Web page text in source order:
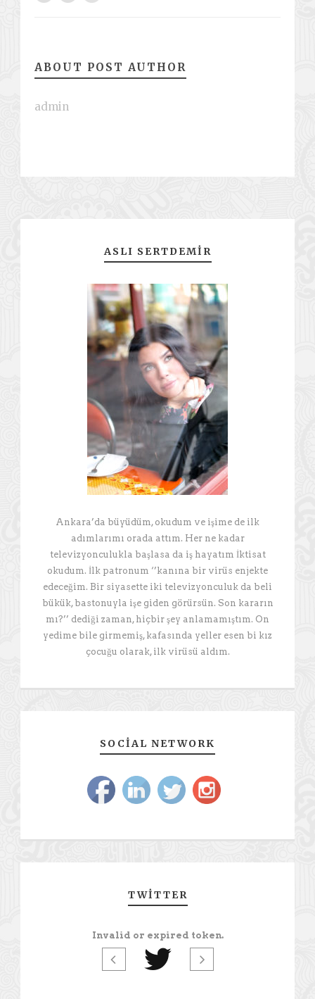
ABOUT POST AUTHOR
admin
ASLI SERTDEMIR
Ankara’da büyüdüm, okudum ve işime de ilk
adımlarımı orada attım. Her ne kadar
televizyonculukla başlasa da iş hayatım İktisat
okudum. İlk patronum ‘’kanına bir virüs enjekte
edeceğim. Bir siyasette iki televizyonculuk da beli
bükük, bastonuyla işe giden görürsün. Son kararın
mı?’’ dediği zaman, hiçbir şey anlamamıştım. On
yedime bile girmemiş, kafasında yeller esen bi kız
çocuğu olarak, ilk virüsü aldım.
SOCIAL NETWORK
TWITTER
Invalid or expired token.